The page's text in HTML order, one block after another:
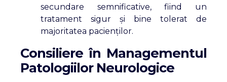
secundare semnificative, fiind un
tratament sigur și bine tolerat de
majoritatea pacienților.
Consiliere în Managementul
Patologiilor Neurologice